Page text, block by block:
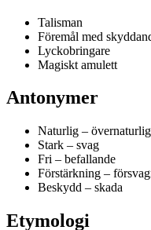
Talisman
Föremål med
Lyckobringare
Magiskt amulett
Antonymer
Naturlig – övernaturlig
Stark – svag
Fri – befallande
Förstärkning –
Beskydd – skada
Etymologi